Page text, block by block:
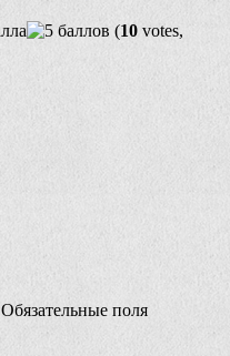
(10 votes,
Обязательные поля